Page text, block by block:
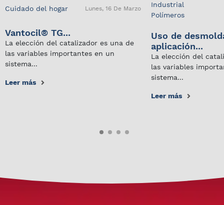
Cuidado del hogar Lunes, 16 De Marzo
Vantocil® TG...
La elección del catalizador es una de
las variables importantes en un
sistema...
Leer más
Industrial
Polímeros
Uso de
aplicación...
La elección del
las variables
sistema...
Leer más